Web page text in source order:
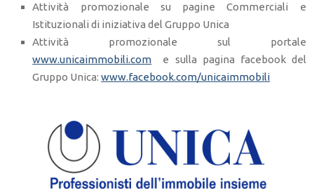
Attività promozionale su pagine Commerciali e
Istituzionali di iniziativa del Gruppo Unica
Attività promozionale sul portale
www.unicaimmobili.com e sulla pagina facebook del
Gruppo Unica:www.facebook.com/unicaimmobili